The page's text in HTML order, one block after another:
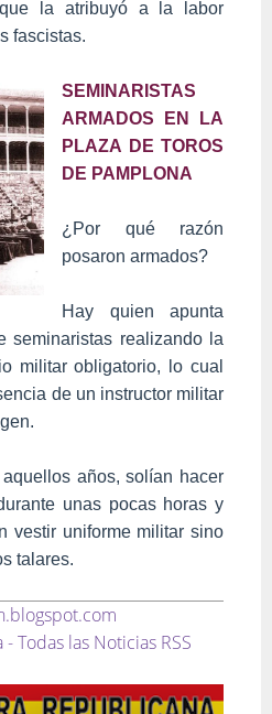
que la atribuyó a la labor
fascistas.
SEMINARISTAS
ARMADOS EN LA
PLAZA DE TOROS
DE PAMPLONA
¿Por qué razón
posaron armados?
Hay quien apunta
seminaristas realizando la
militar obligatorio, lo cual
de un instructor militar
años, solían hacer
unas pocas horas y
vestir uniforme militar sino
talares.
Todas las Noticias RSS